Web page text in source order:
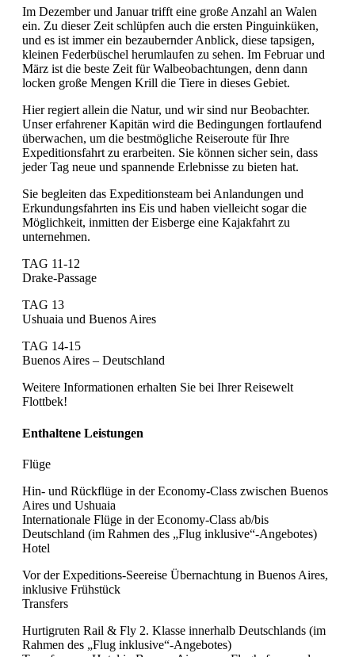
Im Dezember und Januar trifft eine große Anzahl an Walen
ein. Zu dieser Zeit schlüpfen auch die ersten Pinguinküken,
und es ist immer ein bezaubernder Anblick, diese tapsigen,
kleinen Federbüschel herumlaufen zu sehen. Im Februar und
März ist die beste Zeit für Walbeobachtungen, denn dann
locken große Mengen Krill die Tiere in dieses Gebiet.
Hier regiert allein die Natur, und wir sind nur Beobachter.
Unser erfahrener Kapitän wird die Bedingungen fortlaufend
überwachen, um die bestmögliche Reiseroute für Ihre
Expeditionsfahrt zu erarbeiten. Sie können sicher sein, dass
jeder Tag neue und spannende Erlebnisse zu bieten hat.
Sie begleiten das Expeditionsteam bei Anlandungen und
Erkundungsfahrten ins Eis und haben vielleicht sogar die
Möglichkeit, inmitten der Eisberge eine Kajakfahrt zu
unternehmen.
TAG 11-12
Drake-Passage
TAG 13
Ushuaia und Buenos Aires
TAG 14-15
Buenos Aires – Deutschland
Weitere Informationen erhalten Sie bei Ihrer Reisewelt
Flottbek!
Enthaltene Leistungen
Flüge
Hin- und Rückflüge in der Economy-Class zwischen Buenos
Aires und Ushuaia
Internationale Flüge in der Economy-Class ab/bis
Deutschland (im Rahmen des „Flug inklusive“-Angebotes)
Hotel
Vor der Expeditions-Seereise Übernachtung in Buenos Aires,
inklusive Frühstück
Transfers
Hurtigruten Rail & Fly 2. Klasse innerhalb Deutschlands (im
Rahmen des „Flug inklusive“-Angebotes)